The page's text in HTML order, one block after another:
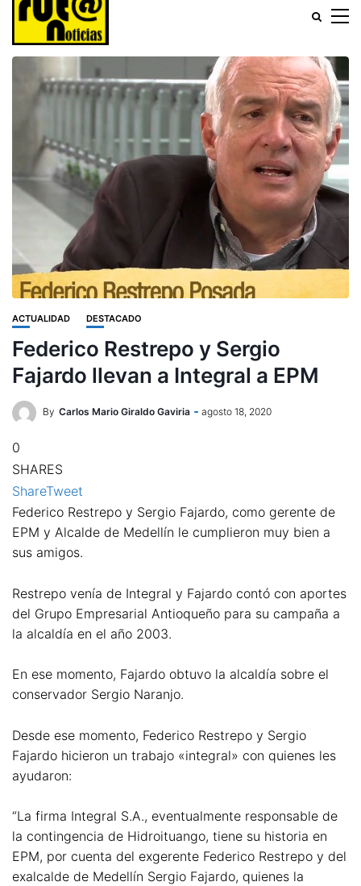
ACTUALIDAD DESTACADO
Federico Restrepo y Sergio
Fajardo llevan a Integral a EPM
By Carlos Mario Giraldo Gaviria agosto 18, 2020
0
SHARES
ShareTweet
Federico Restrepo y Sergio Fajardo, como gerente de
EPM y Alcalde de Medellín le cumplieron muy bien a
sus amigos.
Restrepo venía de Integral y Fajardo contó con aportes
del Grupo Empresarial Antioqueño para su campaña a
la alcaldía en el año 2003.
En ese momento, Fajardo obtuvo la alcaldía sobre el
conservador Sergio Naranjo.
Desde ese momento, Federico Restrepo y Sergio
Fajardo hicieron un trabajo «integral» con quienes les
ayudaron:
“La firma Integral S.A., eventualmente responsable de
la contingencia de Hidroituango, tiene su historia en
EPM, por cuenta del exgerente Federico Restrepo y del
exalcalde de Medellín Sergio Fajardo, quienes la